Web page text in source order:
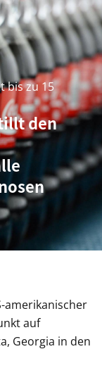
bis zu 15
den
amerikanischer
auf
Georgia in den